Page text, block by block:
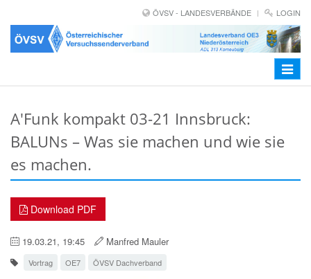
ÖVSV - LANDESVERBÄNDE LOGIN
Toggle
A'Funk kompakt 03-21 Innsbruck:
BALUNs – Was sie machen und wie sie
es machen.
Download PDF
19.03.21, 19:45 Manfred Mauler
Vortrag OE7 ÖVSV Dachverband